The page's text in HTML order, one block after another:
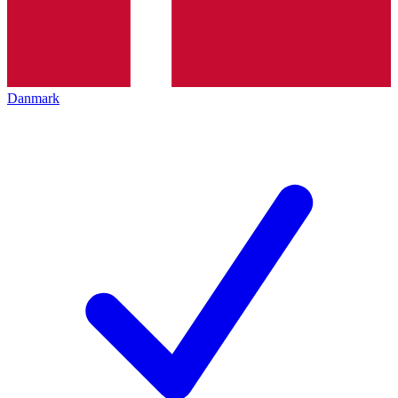
Danmark